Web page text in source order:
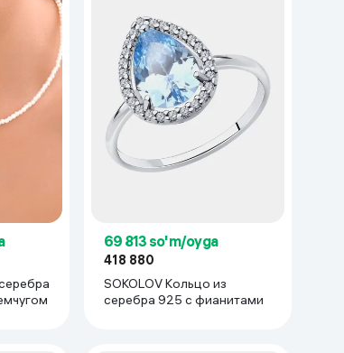
69 813 so'm/oyga
418 880
SOKOLOV Кольцо из
серебра 925 с фианитами